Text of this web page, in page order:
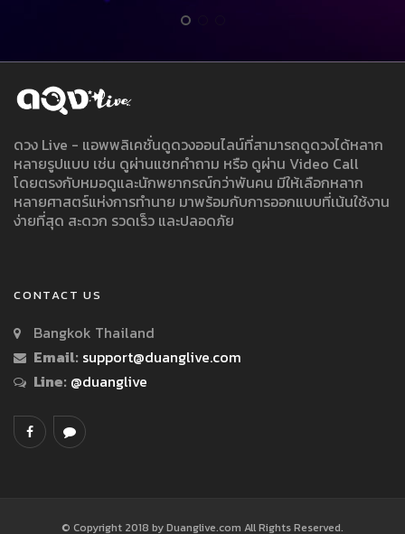
ดวง Live - แอพพลิเคชั่นดูดวงออนไลน์ที่สามารถดูดวงได้หลาก
หลายรูปแบบ เช่น ดูผ่านแชทคำถาม หรือ ดูผ่าน Video Call
โดยตรงกับหมอดูและนักพยากรณ์กว่าพันคน มีให้เลือกหลาก
หลายศาสตร์แห่งการทำนาย มาพร้อมกับการออกแบบที่เน้นใช้งาน
ง่ายที่สุด สะดวก รวดเร็ว และปลอดภัย
CONTACT US
Bangkok Thailand
Email: support@duanglive.com
Line: @duanglive
© Copyright 2018 by Duanglive.com All Rights Reserved.